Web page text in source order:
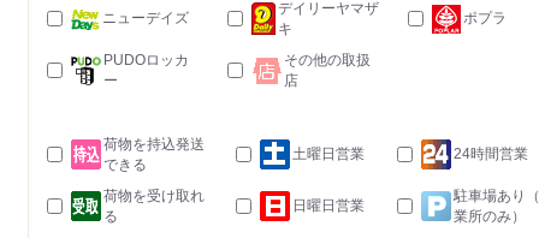
ニューデイズ
デイリーヤマザ
キ
ポプラ
PUDOロッカ
ー
その他の取扱
店
荷物を持込発送
できる
土曜日営業 24時間営業
荷物を受け取れ
る
日曜日営業
駐車場あり
業所のみ）